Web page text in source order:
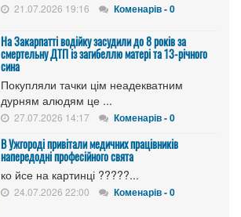
21.07.2026 19:16 Коменарів - 0
На Закарпатті водійку засудили до 8 років за
смертельну ДТП із загибеллю матері та 13-річного
сина
Покупляли тачки цім неадекватним
дурням алюдям це ...
27.07.2026 14:17 Коменарів - 0
В Ужгороді привітали медичних працівників
напередодні професійного свята
ко йсе на картинці ?????...
24.07.2026 22:00 Коменарів - 0